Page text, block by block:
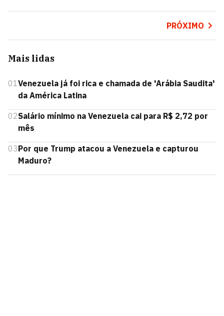
PRÓXIMO
Mais lidas
01Venezuela já foi rica e chamada de 'Arábia Saudita'
da América Latina
02Salário mínimo na Venezuela cai para R$ 2,72 por
mês
03Por que Trump atacou a Venezuela e capturou
Maduro?